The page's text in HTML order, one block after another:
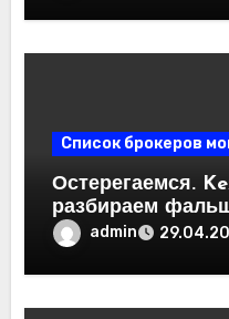
Отзывы
Список брокеров
Остерегаемся.
разбираем
криптовалютный
вернуть деньги.
пользователей
admin